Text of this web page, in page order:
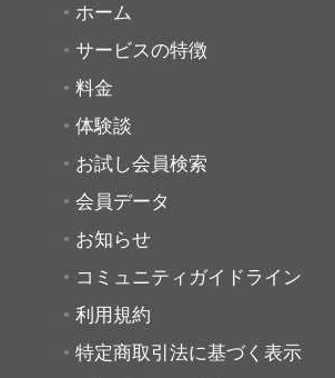
ホーム
サービスの特徴
料金
体験談
お試し会員検索
会員データ
お知らせ
コミュニティガイドライン
利用規約
特定商取引法に基づく表示